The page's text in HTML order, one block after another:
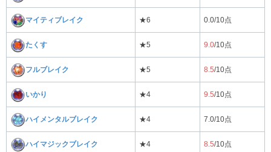
マイティブレイク ★6 0.0/10点
たくす ★5 9.0/10点
フルブレイク ★5 8.5/10点
いかり ★4 9.5/10点
ハイメンタルブレイク ★4 7.0/10点
ハイマジックブレイク ★4 8.5/10点